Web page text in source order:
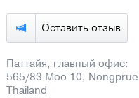
Оставить отзыв
Паттайя, главный офис:
565/83 Moo 10,
Thailand